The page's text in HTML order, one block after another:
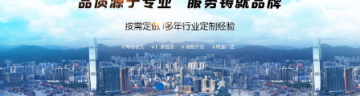
不锈钢管 激光切割
管件标准件 不锈钢圆钢
不锈钢人孔 不锈钢亮管